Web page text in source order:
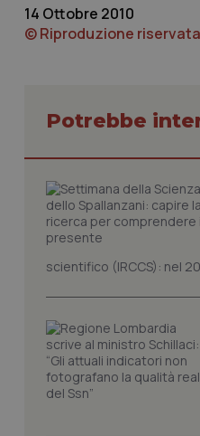
14 Ottobre 2010
© Riproduzione riservata
Potrebbe
scientifico (IRCCS): nel